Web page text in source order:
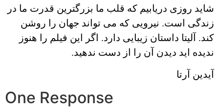
شاید روزی دریابیم که قلب ما بزرگترین قدرت ما در
زندگی است. نیرویی که می تواند جهان را روشن
کند. آلیتا داستان زیبایی دارد. اگر این فیلم را هنوز
ندیده اید دیدن آن را از دست ندهید.
آیدین آرتا
One Response